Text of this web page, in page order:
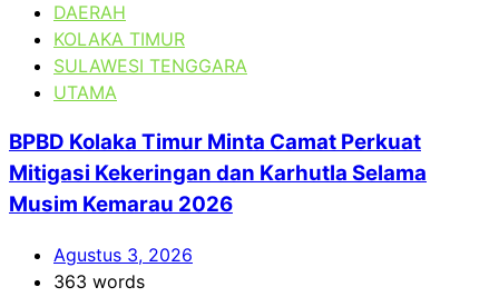
DAERAH
KOLAKA TIMUR
SULAWESI TENGGARA
UTAMA
BPBD Kolaka Timur Minta Camat Perkuat
Mitigasi Kekeringan dan Karhutla Selama
Musim Kemarau 2026
Agustus 3, 2026
363 words